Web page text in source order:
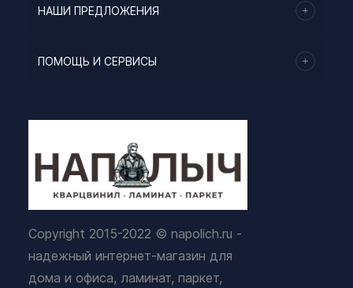
НАШИ ПРЕДЛОЖЕНИЯ
ПОМОЩЬ И СЕРВИСЫ
Copyright 2015-2022 © napolich.ru -
надежный интернет-магазин для
дома и офиса, ламинат, паркет,